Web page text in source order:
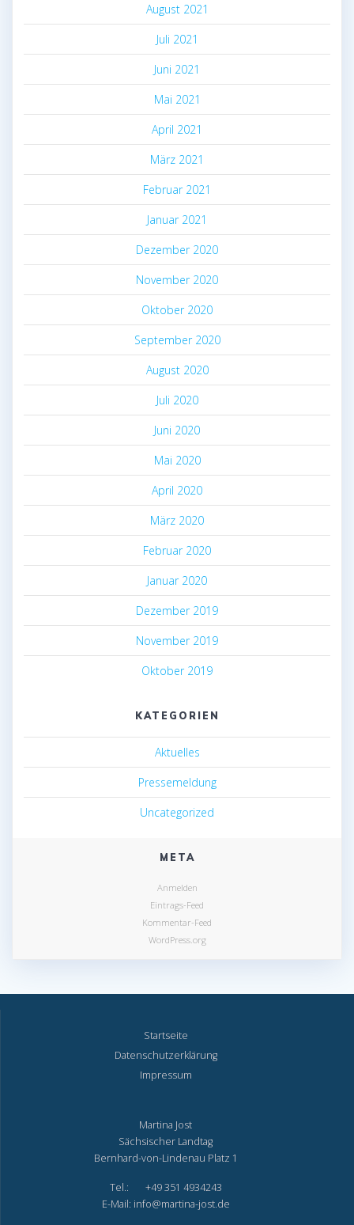
August 2021
Juli 2021
Juni 2021
Mai 2021
April 2021
März 2021
Februar 2021
Januar 2021
Dezember 2020
November 2020
Oktober 2020
September 2020
August 2020
Juli 2020
Juni 2020
Mai 2020
April 2020
März 2020
Februar 2020
Januar 2020
Dezember 2019
November 2019
Oktober 2019
KATEGORIEN
Aktuelles
Pressemeldung
Uncategorized
META
Anmelden
Eintrags-Feed
Kommentar-Feed
WordPress.org
Startseite
Datenschutzerklärung
Impressum
Martina Jost
Sächsischer Landtag
Bernhard-von-Lindenau Platz 1
Tel.: +49 351 4934243
E-Mail: info@martina-jost.de